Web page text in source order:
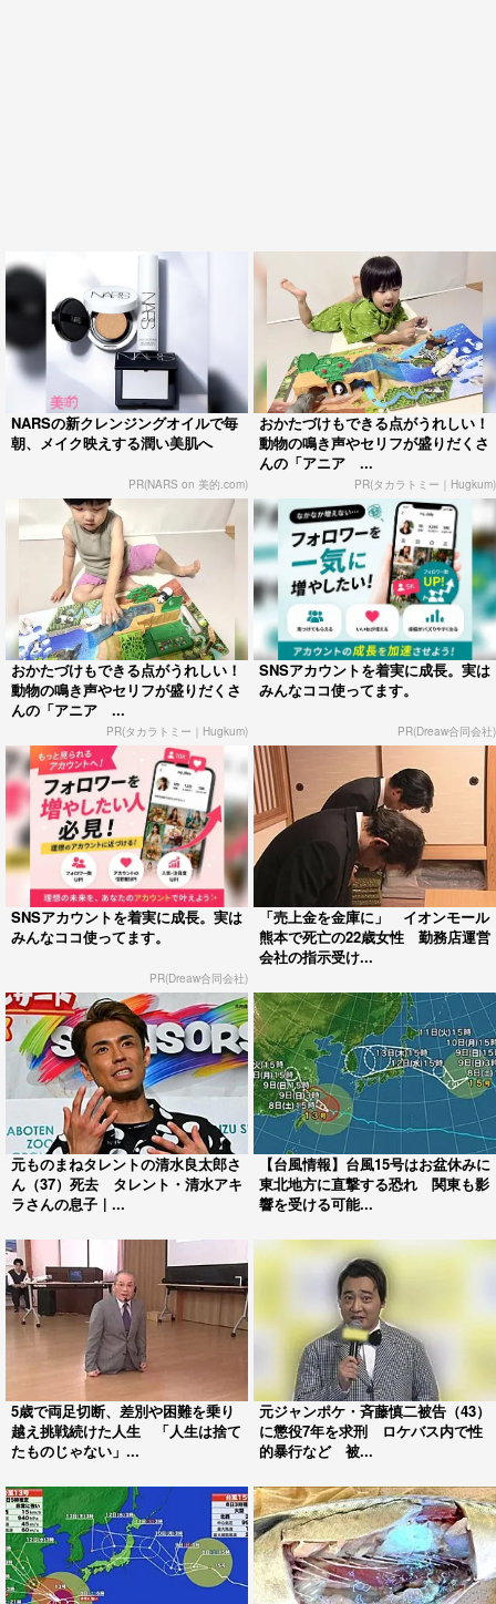
NARSの新クレンジングオイルで毎
朝、メイク映えする潤い美肌へ
PR(NARS on 美的.com)
おかたづけもできる点がうれしい！
動物の鳴き声やセリフが盛りだくさ
んの「アニア ...
PR(タカラトミー｜Hugkum)
おかたづけもできる点がうれしい！
動物の鳴き声やセリフが盛りだくさ
んの「アニア ...
PR(タカラトミー｜Hugkum)
SNSアカウントを着実に成長。実は
みんなココ使ってます。
PR(Dreaw合同会社)
SNSアカウントを着実に成長。実は
みんなココ使ってます。
PR(Dreaw合同会社)
「売上金を金庫に」 イオンモール
熊本で死亡の22歳女性 勤務店運営
会社の指示受け...
元ものまねタレントの清水良太郎さ
ん（37）死去 タレント・清水アキ
ラさんの息子｜...
【台風情報】台風15号はお盆休みに
東北地方に直撃する恐れ 関東も影
響を受ける可能...
5歳で両足切断、差別や困難を乗り
越え挑戦続けた人生 「人生は捨て
たものじゃない」...
元ジャンポケ・斉藤慎二被告（43）
に懲役7年を求刑 ロケバス内で性
的暴行など 被...